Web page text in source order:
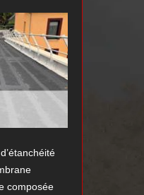
composée